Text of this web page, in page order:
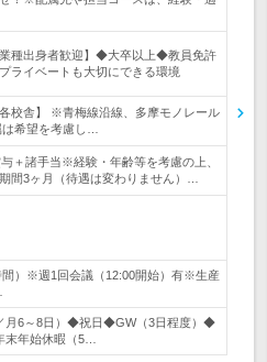
業種出身者歓迎】◆大卒以上◆教員免許
イベートも大切にできる環境
各校舎】 ※青梅線沿線、多摩モノレール
希望を考慮し…
＋諸手当※経験・年齢等を考慮の上、
間3ヶ月（待遇は変わりません）…
間）※週1回会議（12:00開始）有※生産
月6～8日）◆祝日◆GW（3日程度）◆
年始休暇（5…